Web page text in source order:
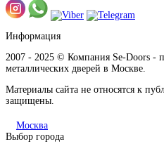
Информация
2007 - 2025 © Компания Se-Doors -
металлических дверей в Москве.
Материалы сайта не относятся к
защищены.
Москва
Выбор города